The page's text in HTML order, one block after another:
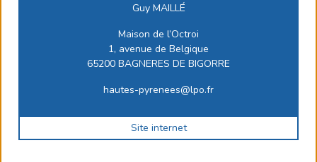
Guy MAILLÉ
Maison de l’Octroi
1, avenue de Belgique
65200 BAGNERES DE BIGORRE
hautes-pyrenees@lpo.fr
Site internet